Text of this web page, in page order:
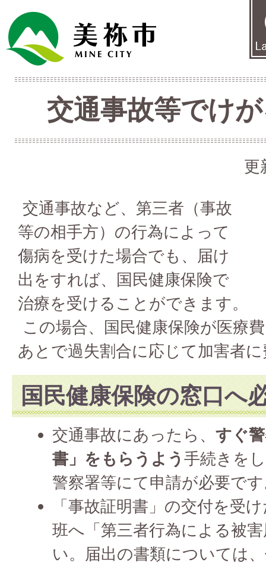
交通事故等でけ
更
交通事故など、第三者（事故
等の相手方）の行為によって
傷病を受けた場合でも、届け
出をすれば、国民健康保険で
治療を受けることができます。
この場合、国民健康保険が医療
あとで過失割合に応じて加害者
国民健康保険の窓口へ
交通事故にあったら、すぐ
書」をもらうよう手続きを
警察署等にて申請が必要で
「事故証明書」の交付を受
班へ「第三者行為による被
い。届出の書類については